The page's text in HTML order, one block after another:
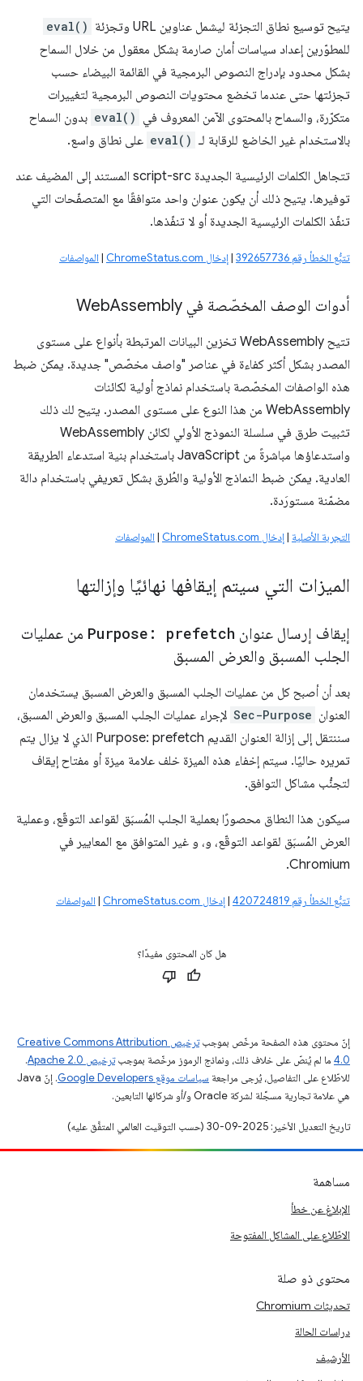
يتيح توسيع نطاق التجزئة ليشمل عناوين URL وتجزئة eval()
للمطوّرين إعداد سياسات أمان صارمة بشكل معقول من خلال السماح
بشكل محدود بإدراج النصوص البرمجية في القائمة البيضاء حسب
تجزئتها حتى عندما تخضع محتويات النصوص البرمجية لتغييرات
متكرّرة، والسماح بالمحتوى الآمن المعروف في eval() بدون السماح
بالاستخدام غير الخاضع للرقابة لـ eval() على نطاق واسع.
تتجاهل الكلمات الرئيسية الجديدة script-src المستند إلى المضيف عند
توفيرها. يتيح ذلك أن يكون عنوان واحد متوافقًا مع المتصفّحات التي
تنفّذ الكلمات الرئيسية الجديدة أو لا تنفّذها.
تتبُّع الخطأ رقم 392657736 |إدخال ChromeStatus.com |المواصفات
أدوات الوصف المخصّصة في Web Assembly
تتيح WebAssembly تخزين البيانات المرتبطة بأنواع على مستوى
المصدر بشكل أكثر كفاءة في عناصر "واصف مخصّص" جديدة. يمكن ضبط
هذه الواصفات المخصّصة باستخدام نماذج أولية لكائنات
WebAssembly من هذا النوع على مستوى المصدر. يتيح لك ذلك
تثبيت طرق في سلسلة النموذج الأولي لكائن WebAssembly
واستدعاؤها مباشرةً من JavaScript باستخدام بنية استدعاء الطريقة
العادية. يمكن ضبط النماذج الأولية والطُرق بشكل تعريفي باستخدام دالة
مضمّنة مستورَدة.
التجربة الأصلية |إدخال ChromeStatus.com |المواصفات
الميزات التي سيتم إيقافها نهائيًا وإزالتها
إيقاف إرسال عنوان Purpose: prefetch من عمليات
الجلب المسبق والعرض المسبق
بعد أن أصبح كل من عمليات الجلب المسبق والعرض المسبق يستخدمان
العنوان Sec-Purpose لإجراء عمليات الجلب المسبق والعرض المسبق،
سننتقل إلى إزالة العنوان القديم Purpose: prefetch الذي لا يزال يتم
تمريره حاليًا. سيتم إخفاء هذه الميزة خلف علامة ميزة أو مفتاح إيقاف
لتجنُّب مشاكل التوافق.
سيكون هذا النطاق محصورًا بعملية الجلب المُسبَق لقواعد التوقّع، وعملية
العرض المُسبَق لقواعد التوقّع، و، و غير المتوافق مع المعايير في
Chromium.
تتبُّع الخطأ رقم 420724819 |إدخال ChromeStatus.com |المواصفات
هل كان المحتوى مفيدًا؟
إنّ محتوى هذه الصفحة مرخّص بموجب
ترخيص Creative Commons Attribution
4.0‏ ما لم يُنصّ على خلاف ذلك، ونماذج الرموز مرخّصة بموجبترخيص Apache 2.0‏
.
للاطّلاع على التفاصيل، يُرجى مراجعة سياسات موقع Google Developers‏
. إنّ Java
هي علامة تجارية مسجَّلة لشركة Oracle و/أو شركائها التابعين.
تاريخ التعديل الأخير: 2025-09-30 (حسب التوقيت العالمي المتفَّق عليه)
مساهمة
الإبلاغ عن خطأ
الاطّلاع على المشاكل المفتوحة
محتوى ذو صلة
تحديثات Chromium
دراسات الحالة
الأرشيف